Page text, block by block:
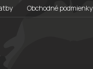
Obchodné podmienky